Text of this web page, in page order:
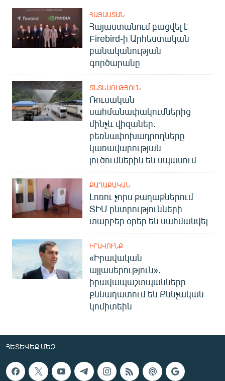
ՀԱՅԱՍՏԱՆ
Հայաստանում բացվել է
Firebird-ի Արհեստական
բանականության
գործարանը
ՏՆՏԵՍՈՒԹՅՈՒՆ
Ռուսական
սահմանափակումներից
մինչև վիզաներ․
բեռնափոխադրողները
կառավարության
լուծումներին են սպասում
ՔԱՂԱՔԱԿԱՆ
Լոռու չորս քաղաքներում
ՏԻՄ ընտրությունների
տարբեր օրեր են սահմանվել
ԻՐԱՎՈՒՆՔ
«Իրավական
այլասերություն».
իրավապաշտպանները
քննադատում են Քննչական
կոմիտեին
ՀԵՏԵՎԵՔ ՄԵԶ